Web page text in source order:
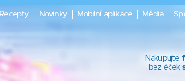
Recepty Novinky Mobilní aplikace Média
Nakupujte
bez éček